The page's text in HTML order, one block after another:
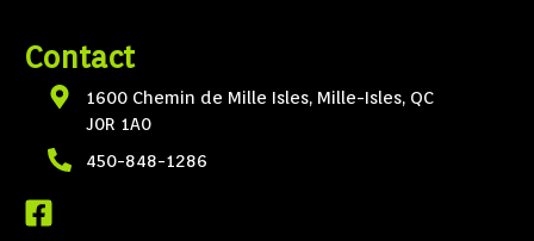
Contact
1600 Chemin de Mille Isles, Mille-Isles, QC
J0R 1A0
450-848-1286